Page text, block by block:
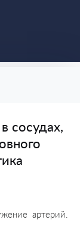
сосудах,
артерий.